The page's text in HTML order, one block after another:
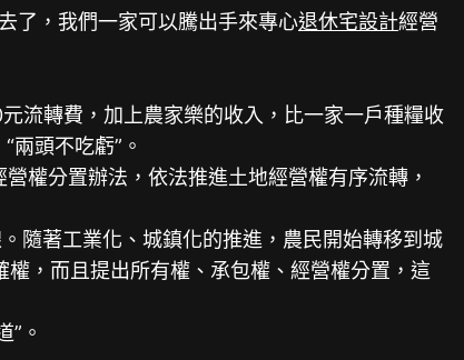
了，我們一家可以騰出手來專心退休宅設計經營
轉費，加上農家樂的收入，比一家一戶種糧收
頭不吃虧”。
權分置辦法，依法推進土地經營權有序流轉，
隨著工業化、城鎮化的推進，農民開始轉移到城
，而且提出所有權、承包權、經營權分置，這
。